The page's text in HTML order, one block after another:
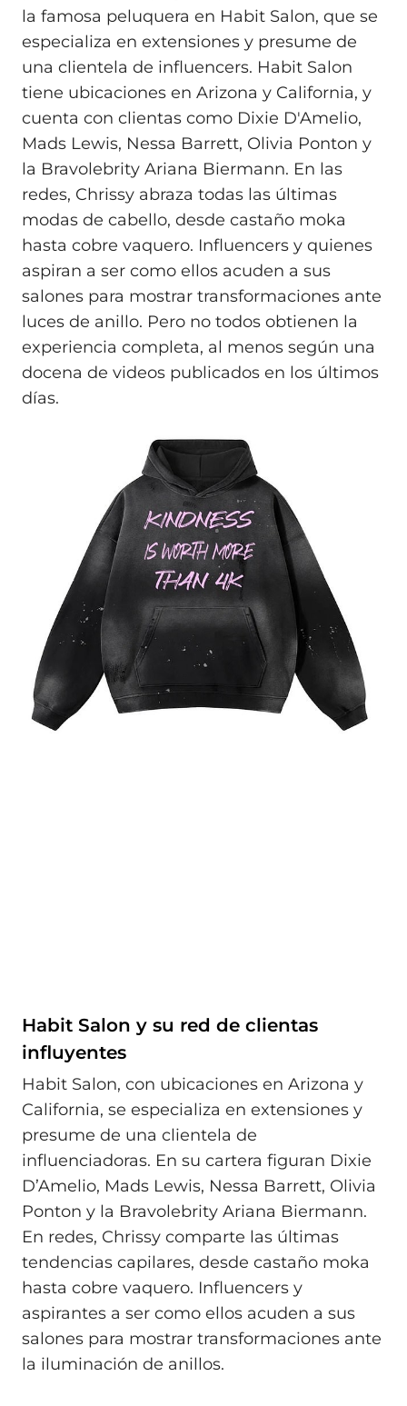
la famosa peluquera en Habit Salon, que se
especializa en extensiones y presume de
una clientela de influencers. Habit Salon
tiene ubicaciones en Arizona y California, y
cuenta con clientas como Dixie D'Amelio,
Mads Lewis, Nessa Barrett, Olivia Ponton y
la Bravolebrity Ariana Biermann. En las
redes, Chrissy abraza todas las últimas
modas de cabello, desde castaño moka
hasta cobre vaquero. Influencers y quienes
aspiran a ser como ellos acuden a sus
salones para mostrar transformaciones ante
luces de anillo. Pero no todos obtienen la
experiencia completa, al menos según una
docena de videos publicados en los últimos
días.
Habit Salon y su red de clientas
influyentes
Habit Salon, con ubicaciones en Arizona y
California, se especializa en extensiones y
presume de una clientela de
influenciadoras. En su cartera figuran Dixie
D’Amelio, Mads Lewis, Nessa Barrett, Olivia
Ponton y la Bravolebrity Ariana Biermann.
En redes, Chrissy comparte las últimas
tendencias capilares, desde castaño moka
hasta cobre vaquero. Influencers y
aspirantes a ser como ellos acuden a sus
salones para mostrar transformaciones ante
la iluminación de anillos.